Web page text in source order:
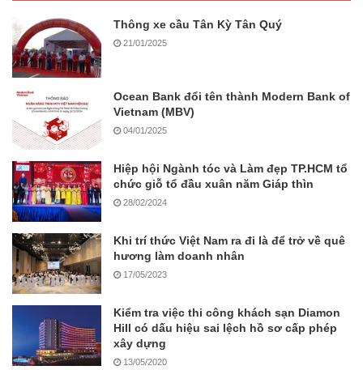
Thông xe cầu Tân Kỳ Tân Quý
21/01/2025
Ocean Bank đổi tên thành Modern Bank of
Vietnam (MBV)
04/01/2025
Hiệp hội Ngành tóc và Làm đẹp TP.HCM tổ
chức giỗ tổ đầu xuân năm Giáp thìn
28/02/2024
Khi trí thức Việt Nam ra đi là để trở về quê
hương làm doanh nhân
17/05/2023
Kiểm tra việc thi công khách sạn Diamon
Hill có dấu hiệu sai lệch hồ sơ cấp phép
xây dựng
13/05/2020